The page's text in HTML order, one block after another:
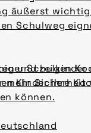
äußerst
Schulweg
Schulkinder
Sicherheit
und zeigen
Kinder ihre
können.